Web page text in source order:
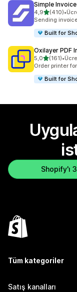
Simple
4,95 yıldız
(410)
toplam 410•
Sending
Built for
Oxilayer PDF
5,05 yıldız
(161)
toplam 161•
Order printer
Built for
Shopify'ı
Tüm kategoriler
Satış kanalları